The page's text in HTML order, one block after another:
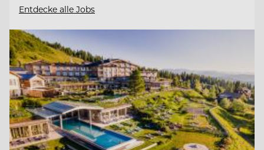
Entdecke alle Jobs